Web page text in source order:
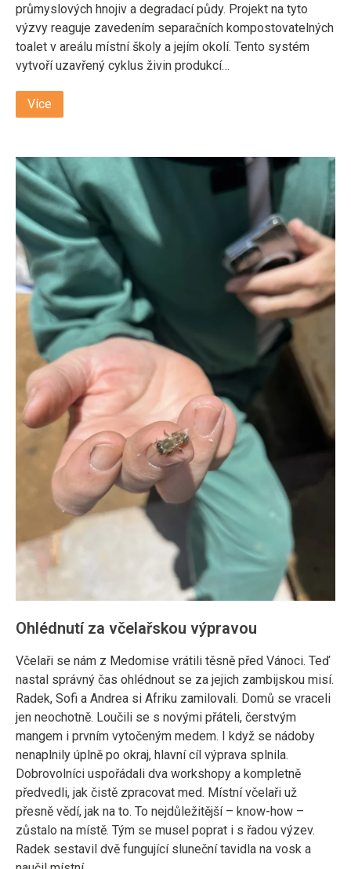
průmyslových hnojiv a degradací půdy. Projekt na tyto
výzvy reaguje zavedením separačních kompostovatelných
toalet v areálu místní školy a jejím okolí. Tento systém
vytvoří uzavřený cyklus živin produkcí…
Více
Ohlédnutí za včelařskou výpravou
Včelaři se nám z Medomise vrátili těsně před Vánoci. Teď
nastal správný čas ohlédnout se za jejich zambijskou misí.
Radek, Sofi a Andrea si Afriku zamilovali. Domů se vraceli
jen neochotně. Loučili se s novými přáteli, čerstvým
mangem i prvním vytočeným medem. I když se nádoby
nenaplnily úplně po okraj, hlavní cíl výprava splnila.
Dobrovolníci uspořádali dva workshopy a kompletně
předvedli, jak čistě zpracovat med. Místní včelaři už
přesně vědí, jak na to. To nejdůležitější – know-how –
zůstalo na místě. Tým se musel poprat i s řadou výzev.
Radek sestavil dvě fungující sluneční tavidla na vosk a